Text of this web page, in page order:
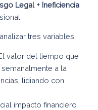
Legal + Ineficiencia
tres variables:
valor del tiempo que
a la
lidiando con
impacto financiero